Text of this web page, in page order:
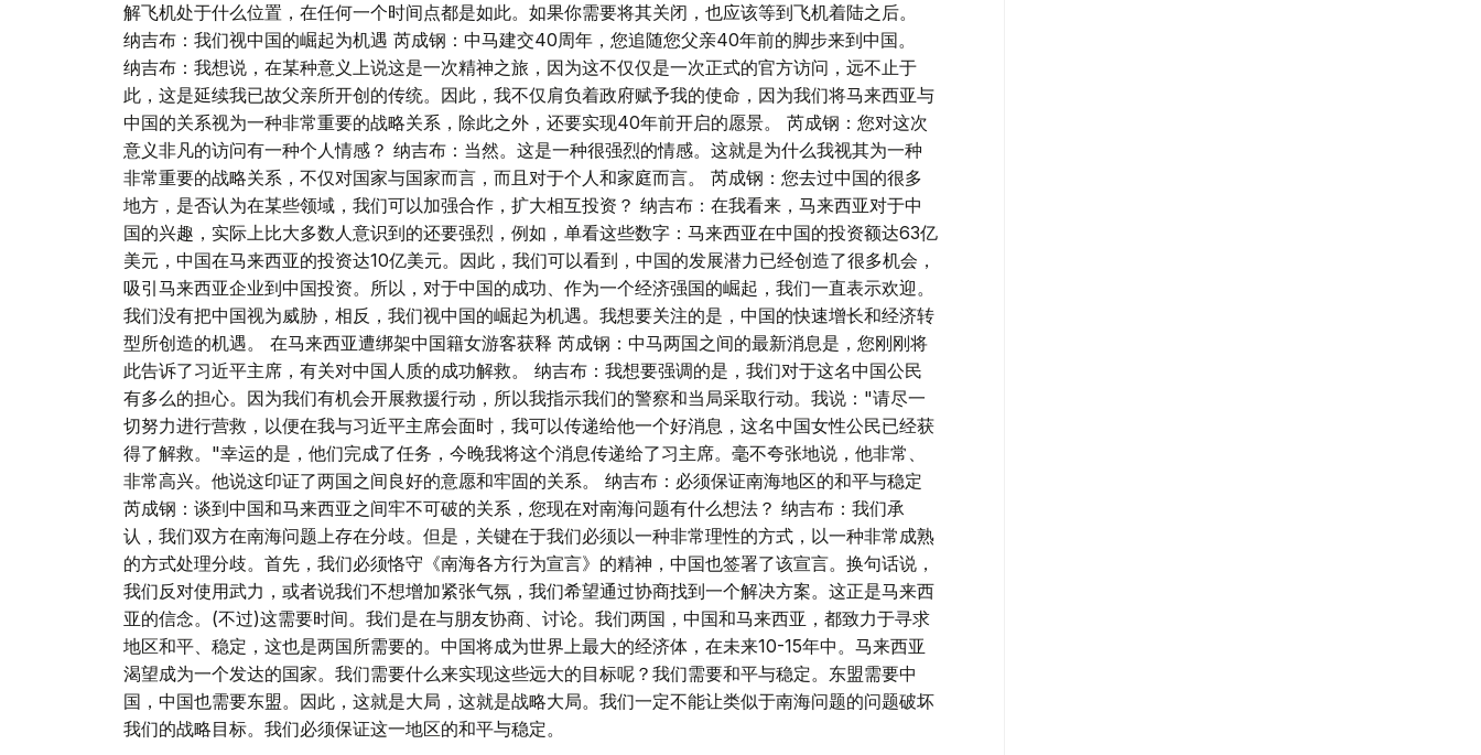
解飞机处于什么位置，在任何一个时间点都是如此。如果你需要将其关闭，也应该等到飞机着陆之后。
纳吉布：我们视中国的崛起为机遇 芮成钢：中马建交40周年，您追随您父亲40年前的脚步来到中国。
纳吉布：我想说，在某种意义上说这是一次精神之旅，因为这不仅仅是一次正式的官方访问，远不止于
此，这是延续我已故父亲所开创的传统。因此，我不仅肩负着政府赋予我的使命，因为我们将马来西亚与
中国的关系视为一种非常重要的战略关系，除此之外，还要实现40年前开启的愿景。 芮成钢：您对这次
意义非凡的访问有一种个人情感？ 纳吉布：当然。这是一种很强烈的情感。这就是为什么我视其为一种
非常重要的战略关系，不仅对国家与国家而言，而且对于个人和家庭而言。 芮成钢：您去过中国的很多
地方，是否认为在某些领域，我们可以加强合作，扩大相互投资？ 纳吉布：在我看来，马来西亚对于中
国的兴趣，实际上比大多数人意识到的还要强烈，例如，单看这些数字：马来西亚在中国的投资额达63亿
美元，中国在马来西亚的投资达10亿美元。因此，我们可以看到，中国的发展潜力已经创造了很多机会，
吸引马来西亚企业到中国投资。所以，对于中国的成功、作为一个经济强国的崛起，我们一直表示欢迎。
我们没有把中国视为威胁，相反，我们视中国的崛起为机遇。我想要关注的是，中国的快速增长和经济转
型所创造的机遇。 在马来西亚遭绑架中国籍女游客获释 芮成钢：中马两国之间的最新消息是，您刚刚将
此告诉了习近平主席，有关对中国人质的成功解救。 纳吉布：我想要强调的是，我们对于这名中国公民
有多么的担心。因为我们有机会开展救援行动，所以我指示我们的警察和当局采取行动。我说："请尽一
切努力进行营救，以便在我与习近平主席会面时，我可以传递给他一个好消息，这名中国女性公民已经获
得了解救。"幸运的是，他们完成了任务，今晚我将这个消息传递给了习主席。毫不夸张地说，他非常、
非常高兴。他说这印证了两国之间良好的意愿和牢固的关系。 纳吉布：必须保证南海地区的和平与稳定
芮成钢：谈到中国和马来西亚之间牢不可破的关系，您现在对南海问题有什么想法？ 纳吉布：我们承
认，我们双方在南海问题上存在分歧。但是，关键在于我们必须以一种非常理性的方式，以一种非常成熟
的方式处理分歧。首先，我们必须恪守《南海各方行为宣言》的精神，中国也签署了该宣言。换句话说，
我们反对使用武力，或者说我们不想增加紧张气氛，我们希望通过协商找到一个解决方案。这正是马来西
亚的信念。(不过)这需要时间。我们是在与朋友协商、讨论。我们两国，中国和马来西亚，都致力于寻求
地区和平、稳定，这也是两国所需要的。中国将成为世界上最大的经济体，在未来10-15年中。马来西亚
渴望成为一个发达的国家。我们需要什么来实现这些远大的目标呢？我们需要和平与稳定。东盟需要中
国，中国也需要东盟。因此，这就是大局，这就是战略大局。我们一定不能让类似于南海问题的问题破坏
我们的战略目标。我们必须保证这一地区的和平与稳定。